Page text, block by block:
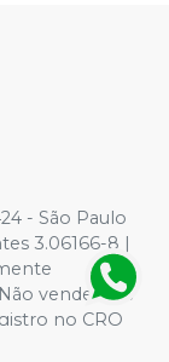
- São Paulo
3.06166-8 |
vendemos
no CRO